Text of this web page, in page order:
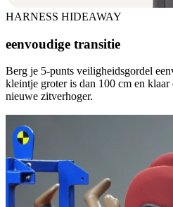
HARNESS HIDEAWAY
eenvoudige transitie
Berg je 5-punts veiligheidsgordel
kleintje groter is dan 100 cm en
nieuwe zitverhoger.